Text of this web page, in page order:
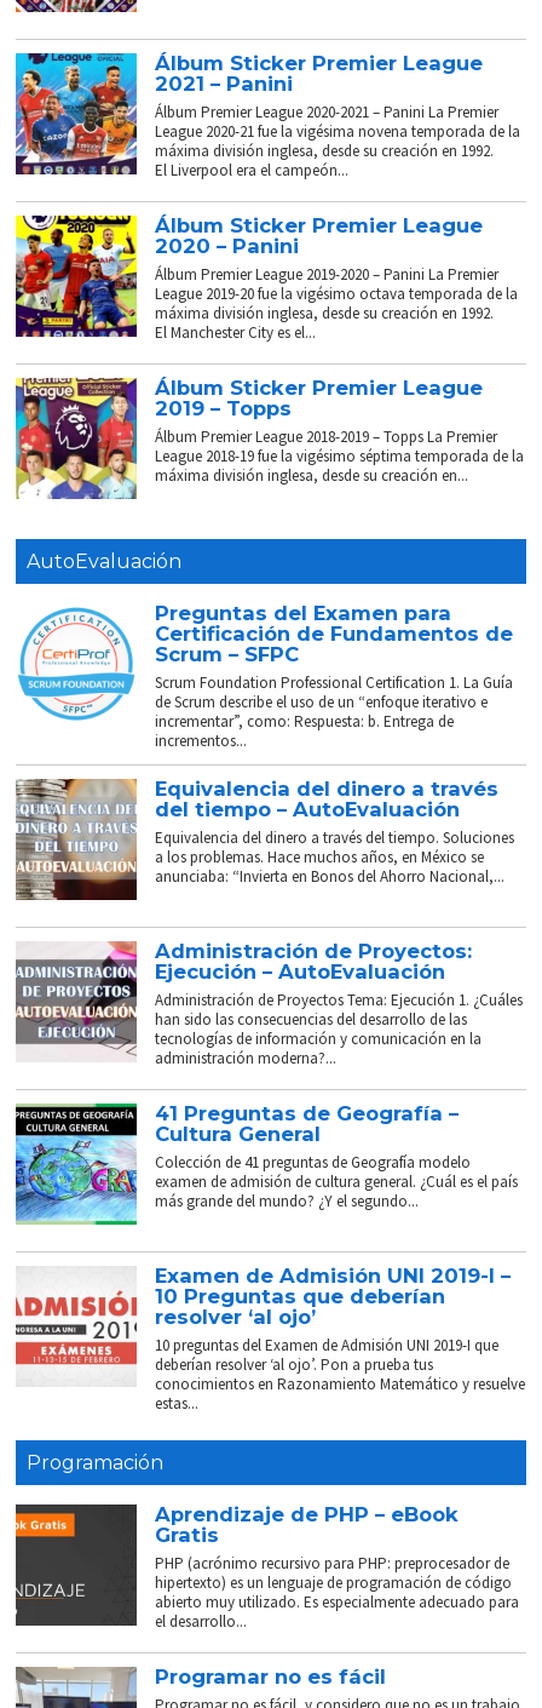
Álbum Sticker Premier League
2021 – Panini
Álbum Premier League 2020-2021 – Panini La Premier
League 2020-21 fue la vigésima novena temporada de la
máxima división inglesa, desde su creación en 1992.
El Liverpool era el campeón...
Álbum Sticker Premier League
2020 – Panini
Álbum Premier League 2019-2020 – Panini La Premier
League 2019-20 fue la vigésimo octava temporada de la
máxima división inglesa, desde su creación en 1992.
El Manchester City es el...
Álbum Sticker Premier League
2019 – Topps
Álbum Premier League 2018-2019 – Topps La Premier
League 2018-19 fue la vigésimo séptima temporada de la
máxima división inglesa, desde su creación en...
AutoEvaluación
Preguntas del Examen para
Certificación de Fundamentos de
Scrum – SFPC
Scrum Foundation Professional Certification 1. La Guía
de Scrum describe el uso de un “enfoque iterativo e
incrementar”, como: Respuesta: b. Entrega de
incrementos...
Equivalencia del dinero a través
del tiempo – AutoEvaluación
Equivalencia del dinero a través del tiempo. Soluciones
a los problemas. Hace muchos años, en México se
anunciaba: “Invierta en Bonos del Ahorro Nacional,...
Administración de Proyectos:
Ejecución – AutoEvaluación
Administración de Proyectos Tema: Ejecución 1. ¿Cuáles
han sido las consecuencias del desarrollo de las
tecnologías de información y comunicación en la
administración moderna?...
41 Preguntas de Geografía –
Cultura General
Colección de 41 preguntas de Geografía modelo
examen de admisión de cultura general. ¿Cuál es el país
más grande del mundo? ¿Y el segundo...
Examen de Admisión UNI 2019-I –
10 Preguntas que deberían
resolver ‘al ojo’
10 preguntas del Examen de Admisión UNI 2019-I que
deberían resolver ‘al ojo’. Pon a prueba tus
conocimientos en Razonamiento Matemático y resuelve
estas...
Programación
Aprendizaje de PHP – eBook
Gratis
PHP (acrónimo recursivo para PHP: preprocesador de
hipertexto) es un lenguaje de programación de código
abierto muy utilizado. Es especialmente adecuado para
el desarrollo...
Programar no es fácil